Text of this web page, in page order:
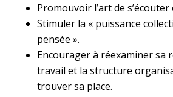
Promouvoir l’art de
Stimuler la « puissance
pensée ».
Encourager à réexaminer sa
travail et la structure
trouver sa place.